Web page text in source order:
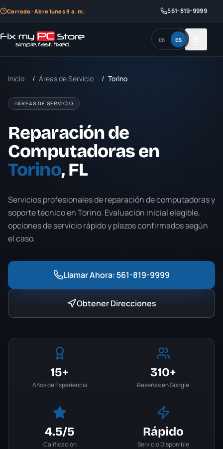
Cerrado · Abre lunes 9 a. m. 561-819-9999
ES
EN
Inicio / Áreas de Servicio / Torino
ÁREAS DE SERVICIO
Reparación de
Computadoras en
Torino, FL
Servicios profesionales de reparación de computadoras y
soporte técnico enTorino. Evaluación inicial elegible,
opciones de servicio rápido y plazos confirmados según
el caso.
Llamar Ahora: 561-819-9999
Obtener Direcciones
15+
Años de Experiencia
310+
Reseñas en Google
4.5/5
Calificación
Rápido
Servicio Disponible